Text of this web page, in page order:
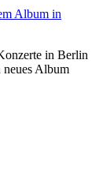
Album in
in Berlin
Album